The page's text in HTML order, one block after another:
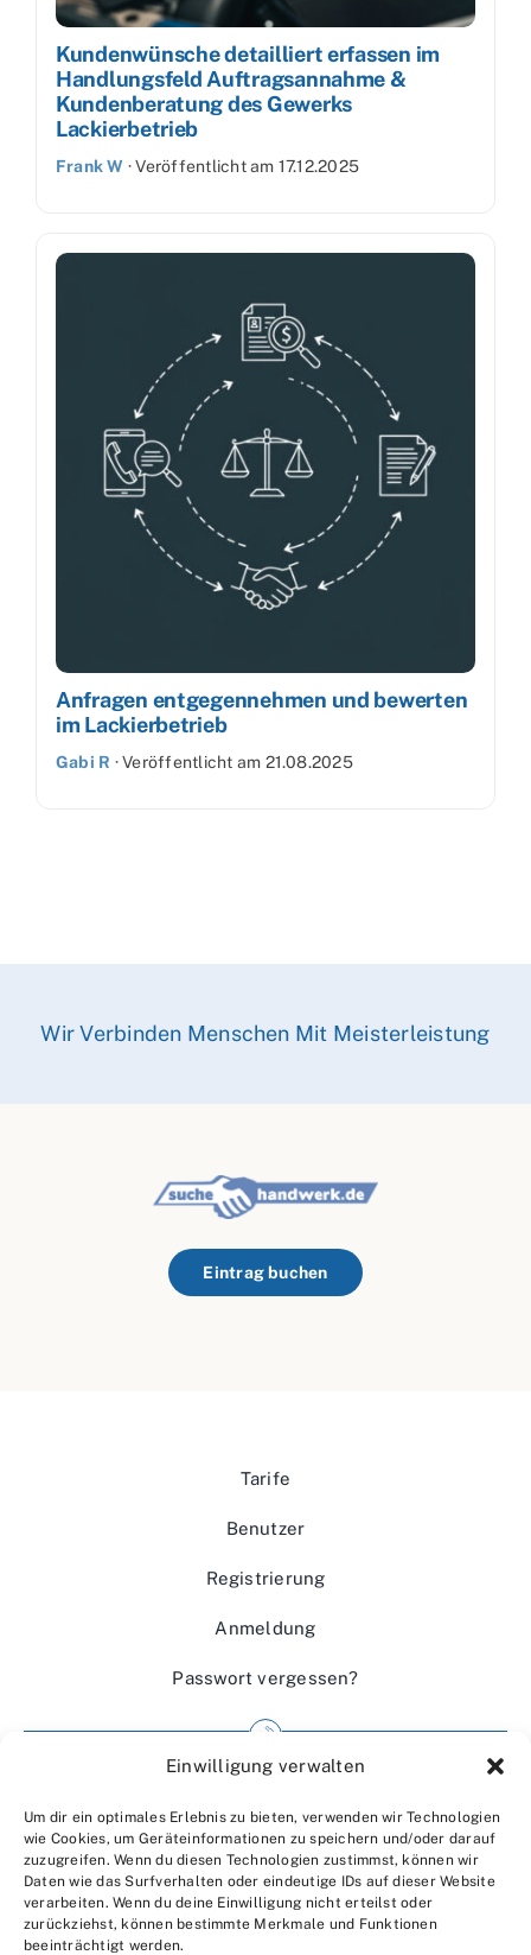
Einwilligung verwalten
Um dir ein optimales Erlebnis zu bieten, verwenden wir Technologien
wie Cookies, um Geräteinformationen zu speichern und/oder darauf
zuzugreifen. Wenn du diesen Technologien zustimmst, können wir
Daten wie das Surfverhalten oder eindeutige IDs auf dieser Website
verarbeiten. Wenn du deine Einwilligung nicht erteilst oder
zurückziehst, können bestimmte Merkmale und Funktionen
beeinträchtigt werden.
Kundenwünsche detailliert erfassen im
Handlungsfeld Auftragsannahme &
Kundenberatung des Gewerks
Lackierbetrieb
Frank W ·Veröffentlicht am 17.12.2025
Anfragen entgegennehmen und bewerten
im Lackierbetrieb
Gabi R ·Veröffentlicht am 21.08.2025
Wir Verbinden Menschen Mit Meisterleistung
Eintrag buchen
Tarife
Benutzer
Registrierung
Anmeldung
Passwort vergessen?
Wir über uns
Kontakt
Datenschutzerklärung